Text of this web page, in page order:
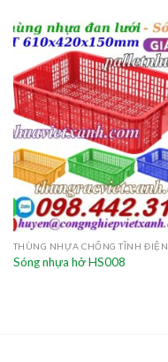
THÙNG NHỰA CHỐNG TĨNH ĐIỆN
Sóng nhựa hở HS008